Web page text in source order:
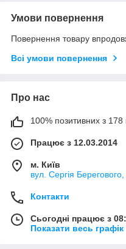
Умови повернення
Повернення товару
Всі умови повернення
Про нас
100% позитивних з 178
Працює з 12.03.2014
м. Київ
вул. Сергія
Контакти
Сьогодні працює з
Показати весь